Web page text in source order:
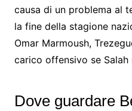
causa di un problema al
la fine della stagione
Omar Marmoush,
carico offensivo se
Dove guardare